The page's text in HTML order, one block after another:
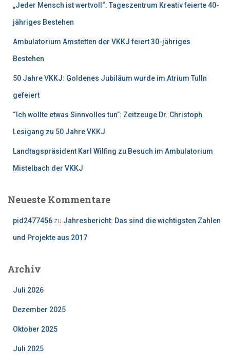
„Jeder Mensch ist wertvoll“: Tageszentrum Kreativ feierte 40-
jähriges Bestehen
Ambulatorium Amstetten der VKKJ feiert 30-jähriges
Bestehen
50 Jahre VKKJ: Goldenes Jubiläum wurde im Atrium Tulln
gefeiert
“Ich wollte etwas Sinnvolles tun”: Zeitzeuge Dr. Christoph
Lesigang zu 50 Jahre VKKJ
Landtagspräsident Karl Wilfing zu Besuch im Ambulatorium
Mistelbach der VKKJ
Neueste Kommentare
pid2477456 zu Jahresbericht: Das sind die wichtigsten Zahlen
und Projekte aus 2017
Archiv
Juli 2026
Dezember 2025
Oktober 2025
Juli 2025